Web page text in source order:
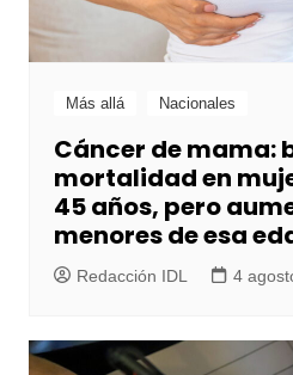
Más allá Nacionales
Cáncer de mama:
mortalidad en
45 años, pero
menores de esa
Redacción IDL 4